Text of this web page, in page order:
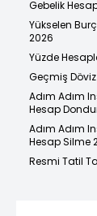
Gebelik
Yükselen
2026
Yüzde
Geçmiş Döviz
Adım Adım
Hesap
Adım Adım
Hesap Silme
Resmi Tatil